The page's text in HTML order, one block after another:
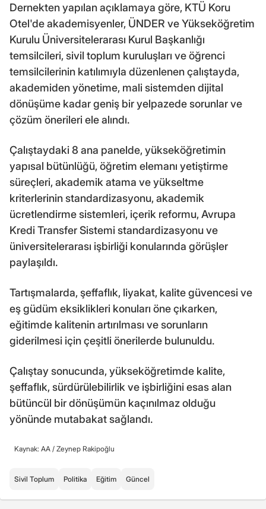
Dernekten yapılan açıklamaya göre, KTÜ Koru
Otel'de akademisyenler, ÜNDER ve Yükseköğretim
Kurulu Üniversitelerarası Kurul Başkanlığı
temsilcileri, sivil toplum kuruluşları ve öğrenci
temsilcilerinin katılımıyla düzenlenen çalıştayda,
akademiden yönetime, mali sistemden dijital
dönüşüme kadar geniş bir yelpazede sorunlar ve
çözüm önerileri ele alındı.
Çalıştaydaki 8 ana panelde, yükseköğretimin
yapısal bütünlüğü, öğretim elemanı yetiştirme
süreçleri, akademik atama ve yükseltme
kriterlerinin standardizasyonu, akademik
ücretlendirme sistemleri, içerik reformu, Avrupa
Kredi Transfer Sistemi standardizasyonu ve
üniversitelerarası işbirliği konularında görüşler
paylaşıldı.
Tartışmalarda, şeffaflık, liyakat, kalite güvencesi ve
eş güdüm eksiklikleri konuları öne çıkarken,
eğitimde kalitenin artırılması ve sorunların
giderilmesi için çeşitli önerilerde bulunuldu.
Çalıştay sonucunda, yükseköğretimde kalite,
şeffaflık, sürdürülebilirlik ve işbirliğini esas alan
bütüncül bir dönüşümün kaçınılmaz olduğu
yönünde mutabakat sağlandı.
Kaynak: AA / Zeynep Rakipoğlu
Sivil Toplum Politika Eğitim Güncel